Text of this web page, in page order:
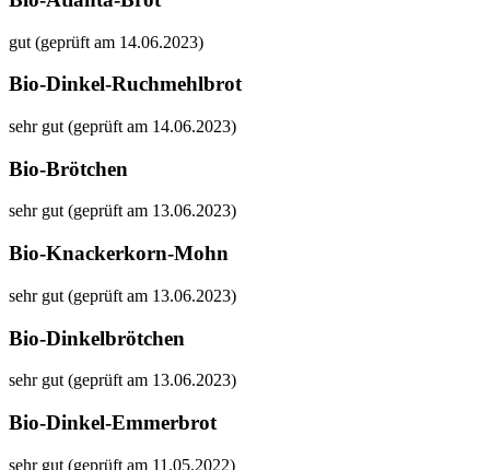
gut (geprüft am 14.06.2023)
Bio-Dinkel-Ruchmehlbrot
sehr gut (geprüft am 14.06.2023)
Bio-Brötchen
sehr gut (geprüft am 13.06.2023)
Bio-Knackerkorn-Mohn
sehr gut (geprüft am 13.06.2023)
Bio-Dinkelbrötchen
sehr gut (geprüft am 13.06.2023)
Bio-Dinkel-Emmerbrot
sehr gut (geprüft am 11.05.2022)